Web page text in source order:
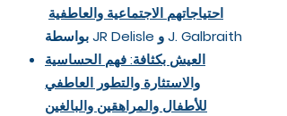
احتياجاتهم الاجتماعية والعاطفية
بواسطة JR Delisle و J. Galbraith
العيش بكثافة: فهم الحساسية
والاستثارة والتطور العاطفي
للأطفال والمراهقين والبالغين